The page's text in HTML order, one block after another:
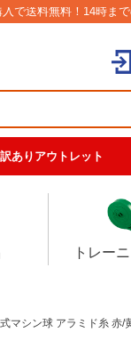
で送料無料！14時ま
訳ありアウトレット
トレー
マシン球 アラミド糸 赤/